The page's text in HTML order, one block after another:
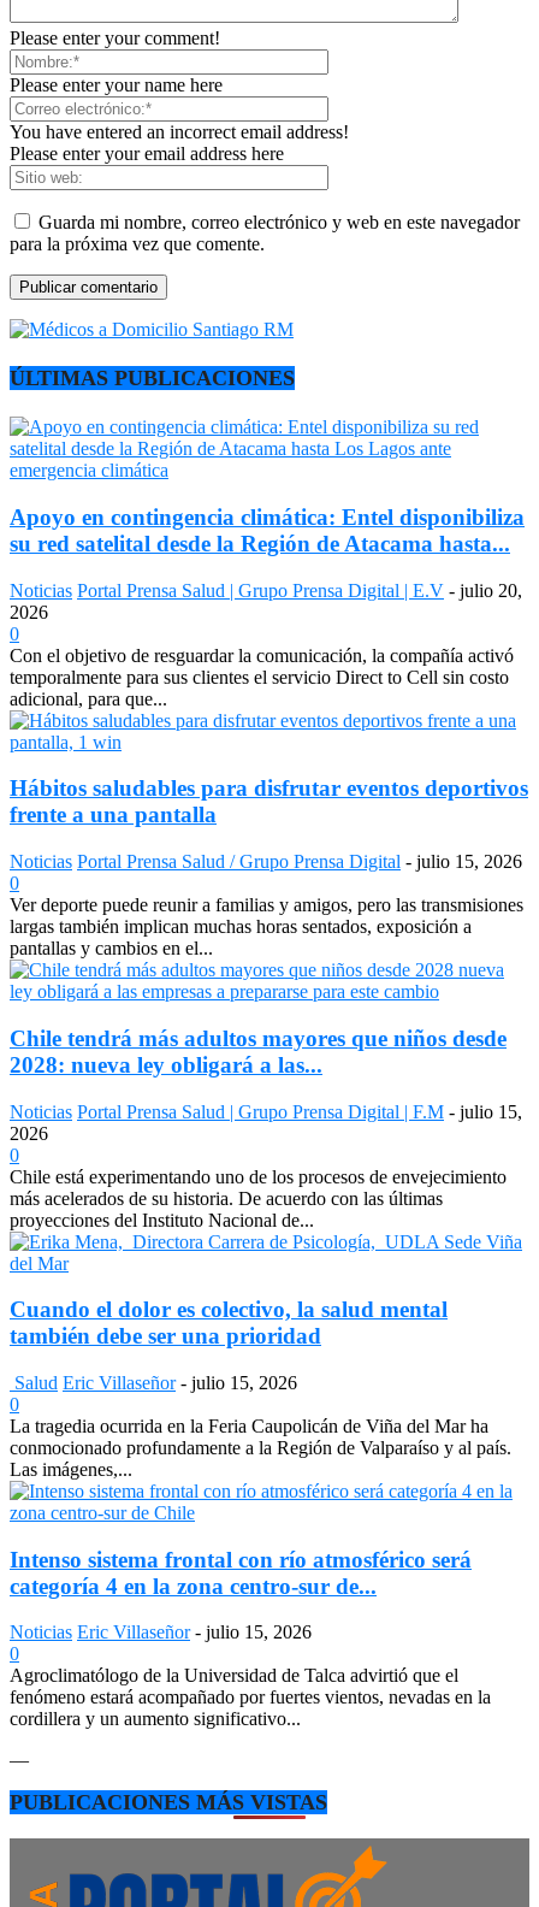
Please enter your comment!
Please enter your name here
You have entered an incorrect email address!
Please enter your email address here
Guarda mi nombre, correo electrónico y web en este navegador
para la próxima vez que comente.
ÚLTIMAS PUBLICACIONES
Apoyo en contingencia climática: Entel disponibiliza
su red satelital desde la Región de Atacama hasta...
Noticias Portal Prensa Salud | Grupo Prensa Digital | E.V - julio 20,
2026
0
Con el objetivo de resguardar la comunicación, la compañía activó
temporalmente para sus clientes el servicio Direct to Cell sin costo
adicional, para que...
Hábitos saludables para disfrutar eventos deportivos
frente a una pantalla
Noticias Portal Prensa Salud / Grupo Prensa Digital - julio 15, 2026
0
Ver deporte puede reunir a familias y amigos, pero las transmisiones
largas también implican muchas horas sentados, exposición a
pantallas y cambios en el...
Chile tendrá más adultos mayores que niños desde
2028: nueva ley obligará a las...
Noticias Portal Prensa Salud | Grupo Prensa Digital | F.M - julio 15,
2026
0
Chile está experimentando uno de los procesos de envejecimiento
más acelerados de su historia. De acuerdo con las últimas
proyecciones del Instituto Nacional de...
Cuando el dolor es colectivo, la salud mental
también debe ser una prioridad
Salud Eric Villaseñor - julio 15, 2026
0
La tragedia ocurrida en la Feria Caupolicán de Viña del Mar ha
conmocionado profundamente a la Región de Valparaíso y al país.
Las imágenes,...
Intenso sistema frontal con río atmosférico será
categoría 4 en la zona centro-sur de...
Noticias Eric Villaseñor - julio 15, 2026
0
Agroclimatólogo de la Universidad de Talca advirtió que el
fenómeno estará acompañado por fuertes vientos, nevadas en la
cordillera y un aumento significativo...
—
PUBLICACIONES MÁS VISTAS